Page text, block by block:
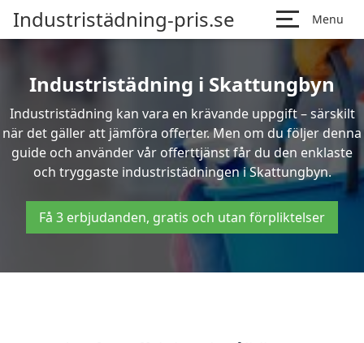
Industristädning-pris.se Menu
Industristädning i Skattungbyn
Industristädning kan vara en krävande uppgift – särskilt
när det gäller att jämföra offerter. Men om du följer denna
guide och använder vår offerttjänst får du den enklaste
och tryggaste industristädningen i Skattungbyn.
Få 3 erbjudanden, gratis och utan förpliktelser